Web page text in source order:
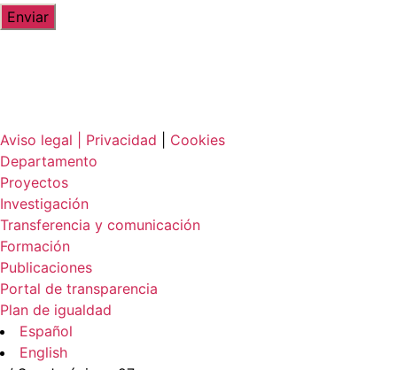
Aviso legal | Privacidad
Cookies
Departamento
Proyectos
Investigación
Transferencia y comunicación
Formación
Publicaciones
Portal de transparencia
Plan de igualdad
Español
English